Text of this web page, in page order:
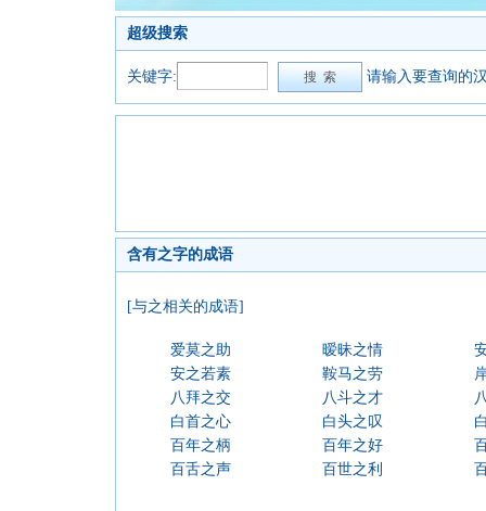
超级搜索
关键字: 请输入要查询的
含有之字的成语
[与之相关的成语]
爱莫之助 暧昧之情
安之若素
鞍马之劳
八拜之交
八斗之才
白首之心
白头之叹
百年之柄
百年之好
百舌之声
百世之利